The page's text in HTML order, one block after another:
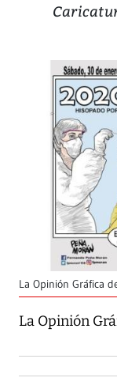
La Opinión Gráfica
La Opinión